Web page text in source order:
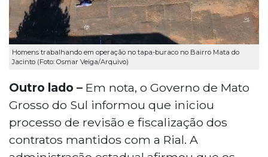
Homens trabalhando em operação no tapa-buraco no Bairro Mata do
Jacinto (Foto: Osmar Veiga/Arquivo)
Outro lado – Em nota, o Governo de Mato
Grosso do Sul informou que iniciou
processo de revisão e fiscalização dos
contratos mantidos com a Rial. A